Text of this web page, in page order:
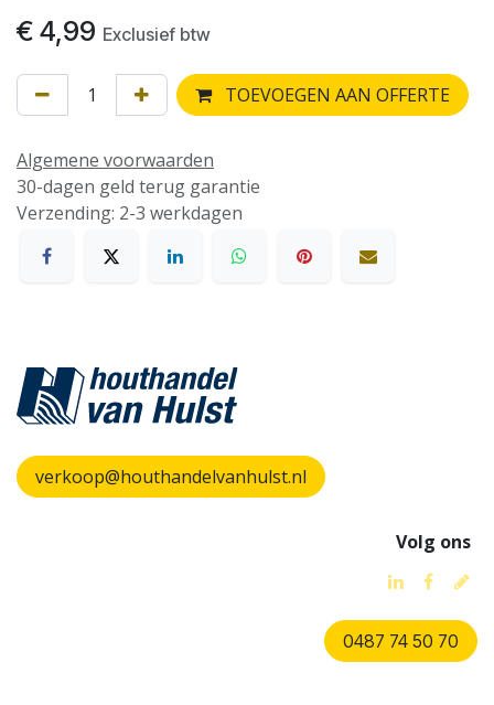
€ 4,99 Exclusief btw
TOEVOEGEN AAN OFFERTE
Algemene voorwaarden
30-dagen geld terug garantie
Verzending: 2-3 werkdagen
verkoop@houthandelvanhulst.nl
Volg ons
0487 74 50 70